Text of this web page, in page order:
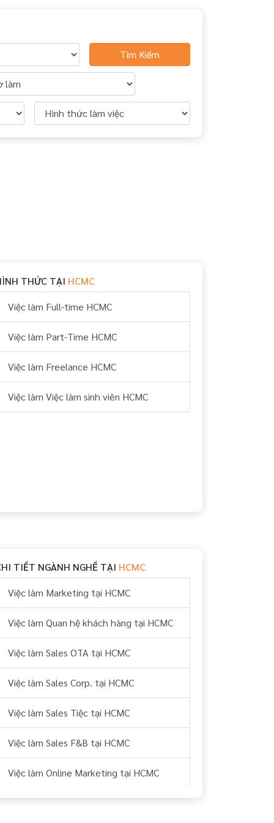
Tìm Kiếm
THỨC TẠI HCMC
Việc làm Full-time HCMC
Việc làm Part-Time HCMC
Việc làm Freelance HCMC
Việc làm Việc làm sinh viên HCMC
TIẾT NGÀNH NGHỀ TẠI HCMC
Việc làm Marketing tại HCMC
Việc làm Quan hệ khách hàng tại HCMC
Việc làm Sales OTA tại HCMC
Việc làm Sales Corp. tại HCMC
Việc làm Sales Tiệc tại HCMC
Việc làm Sales F&B tại HCMC
Việc làm Online Marketing tại HCMC